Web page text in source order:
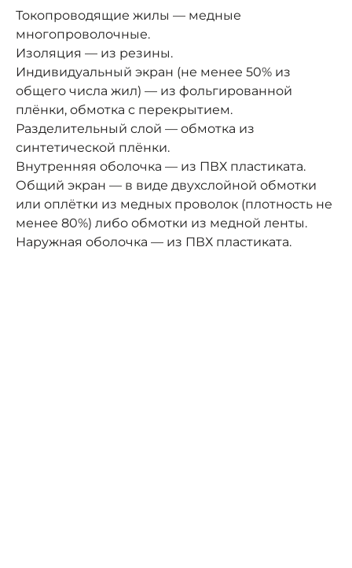
Токопроводящие жилы — медные
многопроволочные.
Изоляция — из резины.
Индивидуальный экран (не менее 50% из
общего числа жил) — из фольгированной
плёнки, обмотка с перекрытием.
Разделительный слой — обмотка из
синтетической плёнки.
Внутренняя оболочка — из ПВХ пластиката.
Общий экран — в виде двухслойной обмотки
или оплётки из медных проволок (плотность не
менее 80%) либо обмотки из медной ленты.
Наружная оболочка — из ПВХ пластиката.